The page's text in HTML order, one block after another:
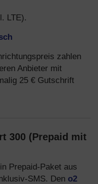
LTE).
zahlen
Anbieter mit
25 € Gutschrift
300 (Prepaid mit
Prepaid-Paket aus
SMS. Den o2